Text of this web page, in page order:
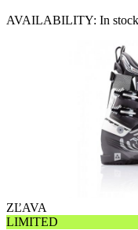
AVAILABILITY: In stock
ZĽAVA
LIMITED